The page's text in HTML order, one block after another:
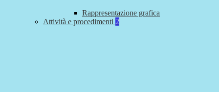
Rappresentazione grafica
Attività e procedimenti 2